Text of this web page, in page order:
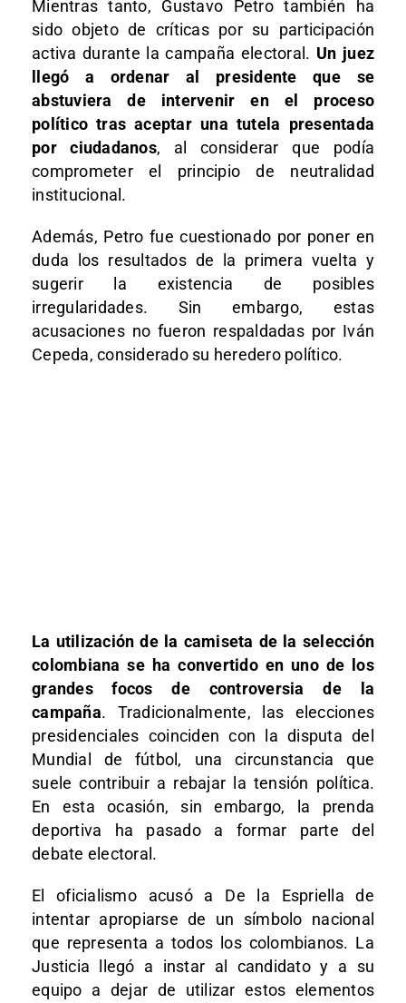
Mientras tanto, Gustavo Petro también ha
sido objeto de críticas por su participación
activa durante la campaña electoral. Un juez
llegó a ordenar al presidente que se
abstuviera de intervenir en el proceso
político tras aceptar una tutela presentada
por ciudadanos, al considerar que podía
comprometer el principio de neutralidad
institucional.
Además, Petro fue cuestionado por poner en
duda los resultados de la primera vuelta y
sugerir la existencia de posibles
irregularidades. Sin embargo, estas
acusaciones no fueron respaldadas por Iván
Cepeda, considerado su heredero político.
La utilización de la camiseta de la selección
colombiana se ha convertido en uno de los
grandes focos de controversia de la
campaña. Tradicionalmente, las elecciones
presidenciales coinciden con la disputa del
Mundial de fútbol, una circunstancia que
suele contribuir a rebajar la tensión política.
En esta ocasión, sin embargo, la prenda
deportiva ha pasado a formar parte del
debate electoral.
El oficialismo acusó a De la Espriella de
intentar apropiarse de un símbolo nacional
que representa a todos los colombianos. La
Justicia llegó a instar al candidato y a su
equipo a dejar de utilizar estos elementos